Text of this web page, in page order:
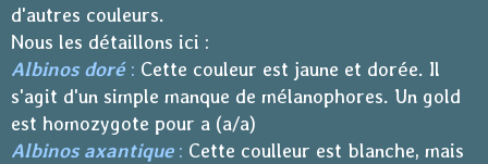
d'autres couleurs.
Nous les détaillons ici :
Albinos doré: Cette couleur est jaune et dorée. Il
s'agit d'un simple manque de mélanophores. Un gold
est homozygote pour a (a/a)
Albinos axantique : Cette coulleur est blanche, mais